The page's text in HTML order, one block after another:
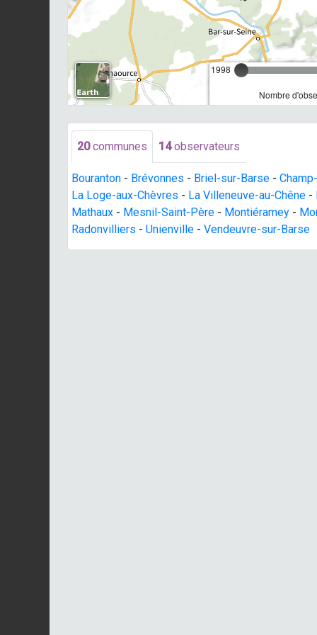
1998
Nombre
20communes 14observateurs
Bouranton - Brévonnes - Briel-sur-Barse -
La Loge-aux-Chèvres - La Villeneuve-au-Chêne -
Mathaux - Mesnil-Saint-Père - Montiéramey -
Radonvilliers - Unienville - Vendeuvre-sur-Barse